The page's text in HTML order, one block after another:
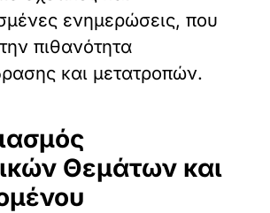
ενημερώσεις, που
πιθανότητα
και μετατροπών.
Θεμάτων και